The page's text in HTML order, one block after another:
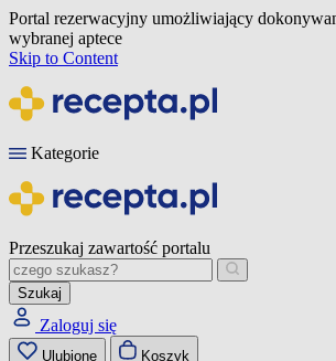
Portal rezerwacyjny umożliwiający
wybranej aptece
Skip to Content
Kategorie
Przeszukaj zawartość portalu
Szukaj
Zaloguj się
Ulubione Koszyk